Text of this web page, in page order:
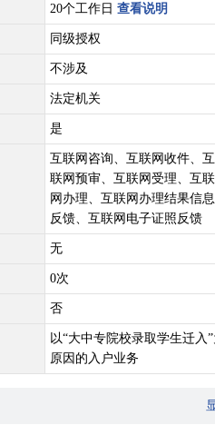
20个工作日 查看说明
同级授权
不涉及
法定机关
是
互联网咨询、互联网收件、互
联网预审、互联网受理、互联
网办理、互联网办理结果信息
反馈、互联网电子证照反馈
无
0次
否
以“大中专院校录取学生迁入”
原因的入户业务